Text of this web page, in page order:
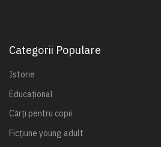
Categorii Populare
Istorie
Educațional
Cărți pentru copii
Ficțiune young adult